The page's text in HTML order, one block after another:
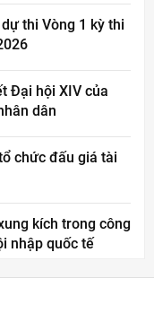
thi Vòng 1 kỳ thi
Đại hội XIV của
dân
chức đấu giá tài
kích trong công
nhập quốc tế